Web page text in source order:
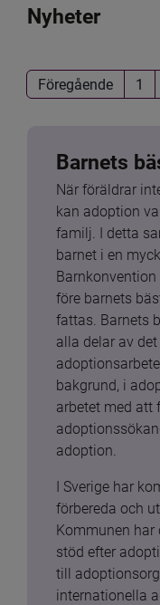
Nyheter
Föregående 1
Barnets
När föräldrar
kan adoption
familj. I detta
barnet i en
före barnets
fattas. Barnets
alla delar av
bakgrund, i
arbetet med att
adoption.
I Sverige har
förbereda och
Kommunen har
stöd efter
till
internationella